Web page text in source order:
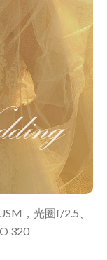
，光圈f/2.5、
320